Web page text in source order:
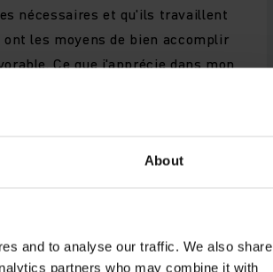
About
and to analyse our traffic. We also share
partners who may combine it with
nécessaires et qu'ils travaillent
les moyens de bien accomplir
Ce que j'apprécie dans mon
principal. J'accorde une grande
Mon rôle inclut le suivi
le maintien d'un haut niveau de
en veillant à maîtriser les
aux attentes des clients.
et piloter l’activité